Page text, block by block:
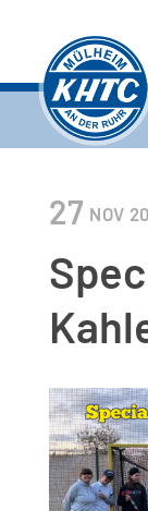
27 NOV